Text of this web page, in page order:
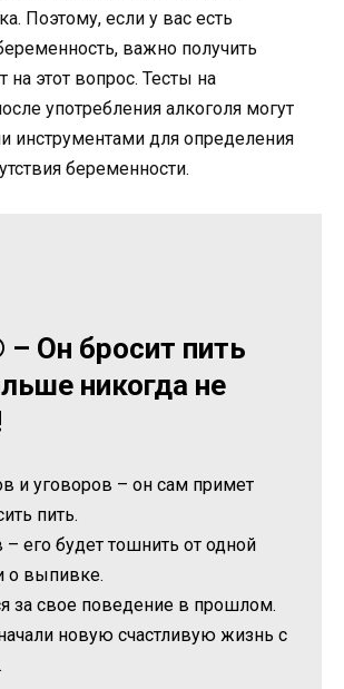
Поэтому, если у вас есть
важно получить
этот вопрос. Тесты на
употребления алкоголя могут
инструментами для определения
беременности.
Он бросит пить
никогда не
и уговоров – он сам примет
пить.
– его будет тошнить от одной
о выпивке.
за свое поведение в прошлом.
новую счастливую жизнь с